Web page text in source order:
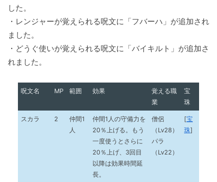
した。
・レンジャーが覚えられる呪文に「フバーハ」が追加され
ました。
・どうぐ使いが覚えられる呪文に「バイキルト」が追加さ
れました。
呪文名 MP 範囲 効果
覚える職
業
宝
珠
スカラ 2
仲間1
人
仲間1人の守備力を
20％上げる。もう
一度使うとさらに
20％上げ、3回目
以降は効果時間延
長。
僧侶
（Lv28）
パラ
（Lv22）
[宝
珠]